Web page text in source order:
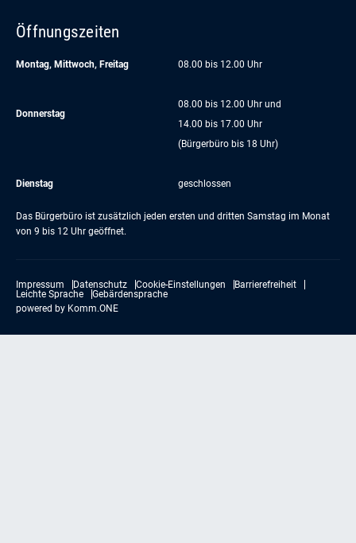
Öffnungszeiten
Montag, Mittwoch, Freitag 08.00 bis 12.00 Uhr
Donnerstag
08.00 bis 12.00 Uhr und
14.00 bis 17.00 Uhr
(Bürgerbüro bis 18 Uhr)
Dienstag geschlossen
Das Bürgerbüro ist zusätzlich jeden ersten und dritten Samstag im Monat
von 9 bis 12 Uhr geöffnet.
Impressum Datenschutz Cookie-Einstellungen
Barrierefreiheit
Leichte Sprache
Gebärdensprache
powered by Komm.ONE